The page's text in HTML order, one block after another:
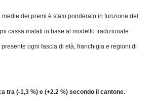
medie dei premi è stato ponderato in funzione del
cassa malati in base al modello tradizionale
ogni fascia di età, franchigia e regioni di
tra (-1,3 %) e (+2.2 %) secondo il cantone.